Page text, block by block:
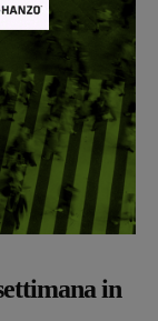
in